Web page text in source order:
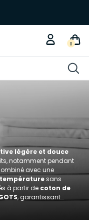
0
légère et douce
notamment pendant
avec une
sans
à partir de coton de
, garantissant
sûr avec la peau
types de lits